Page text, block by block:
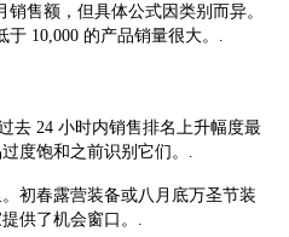
售额，但具体公式因类别而异。
10,000 的产品销量很大。.
去 24 小时内销售排名上升幅度最
度饱和之前识别它们。.
初春露营装备或八月底万圣节装
供了机会窗口。.